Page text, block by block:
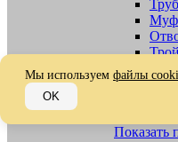
Показать
Мы используем файлы
OK